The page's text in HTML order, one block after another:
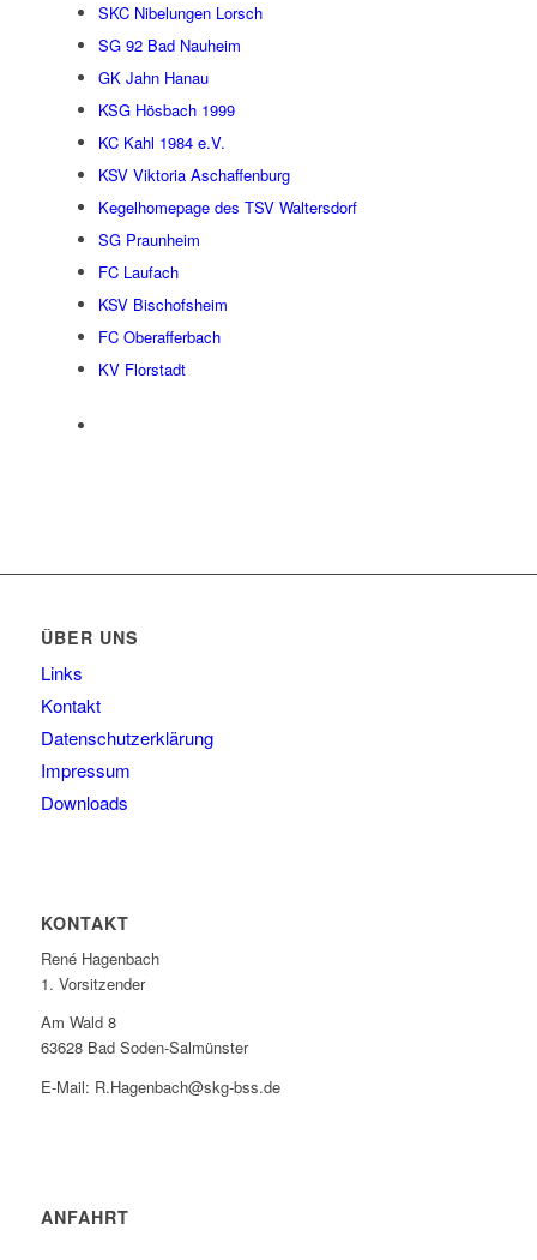
SKC Nibelungen Lorsch
SG 92 Bad Nauheim
GK Jahn Hanau
KSG Hösbach 1999
KC Kahl 1984 e.V.
KSV Viktoria Aschaffenburg
Kegelhomepage des TSV Waltersdorf
SG Praunheim
FC Laufach
KSV Bischofsheim
FC Oberafferbach
KV Florstadt
ÜBER UNS
Links
Kontakt
Datenschutzerklärung
Impressum
Downloads
KONTAKT
René Hagenbach
1. Vorsitzender
Am Wald 8
63628 Bad Soden-Salmünster
E-Mail: R.Hagenbach@skg-bss.de
ANFAHRT